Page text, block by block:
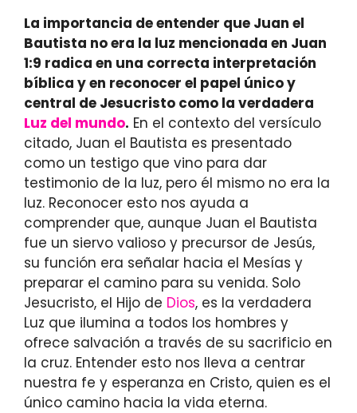
La importancia de entender que Juan el
Bautista no era la luz mencionada en Juan
1:9 radica en una correcta interpretación
bíblica y en reconocer el papel único y
central de Jesucristo como la verdadera
Luz del mundo. En el contexto del versículo
citado, Juan el Bautista es presentado
como un testigo que vino para dar
testimonio de la luz, pero él mismo no era la
luz. Reconocer esto nos ayuda a
comprender que, aunque Juan el Bautista
fue un siervo valioso y precursor de Jesús,
su función era señalar hacia el Mesías y
preparar el camino para su venida. Solo
Jesucristo, el Hijo de Dios, es la verdadera
Luz que ilumina a todos los hombres y
ofrece salvación a través de su sacrificio en
la cruz. Entender esto nos lleva a centrar
nuestra fe y esperanza en Cristo, quien es el
único camino hacia la vida eterna.